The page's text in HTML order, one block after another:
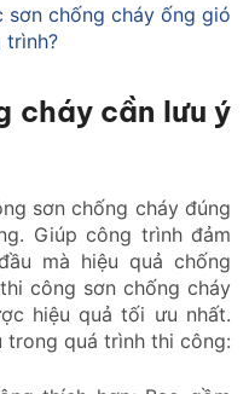
sơn chống cháy ống gió
trình?
cháy cần lưu ý
sơn chống cháy đúng
Giúp công trình đảm
mà hiệu quả chống
công sơn chống cháy
hiệu quả tối ưu nhất.
trong quá trình thi công: